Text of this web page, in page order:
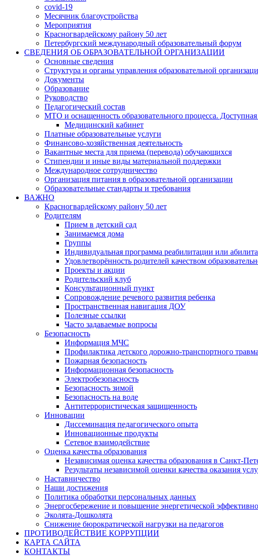
covid-19
Месячник благоустройства
Мероприятия
Красногвардейскому району 50 лет
Петербургский международный образовательный форум
СВЕДЕНИЯ ОБ ОБРАЗОВАТЕЛЬНОЙ ОРГАНИЗАЦИИ
Основные сведения
Структура и органы управления образовательной
Документы
Образование
Руководство
Педагогический состав
МТО и оснащенность образовательного процесса. Доступная
Медицинский кабинет
Платные образовательные услуги
Финансово-хозяйственная деятельность
Вакантные места для приема (перевода) обучающихся
Стипендии и иные виды материальной поддержки
Международное сотрудничество
Организация питания в образовательной организации
Образовательные стандарты и требования
ВАЖНО
Красногвардейскому району 50 лет
Родителям
Прием в детский сад
Занимаемся дома
Группы
Индивидуальная программа реабилитации или
Удовлетворённость родителей качеством
Проекты и акции
Родительский клуб
Консультационный пункт
Сопровождение речевого развития ребенка
Пространственная навигация ДОУ
Полезные ссылки
Часто задаваемые вопросы
Безопасность
Информация МЧС
Профилактика детского дорожно-транспортного
Пожарная безопасность
Информационная безопасность
Электробезопасность
Безопасность зимой
Безопасность на воде
Антитеррористическая защищенность
Инновации
Диссеминация педагогического опыта
Инновационные продукты
Сетевое взаимодействие
Оценка качества образования
Независимая оценка качества образования в Санкт-
Результаты независимой оценки качества оказания
Наставничество
Наши достижения
Политика обработки персональных данных
Энергосбережение и повышение энергетической
Эколята-Дошколята
Снижение бюрократической нагрузки на педагогов
ПРОТИВОДЕЙСТВИЕ КОРРУПЦИИ
КАРТА САЙТА
КОНТАКТЫ